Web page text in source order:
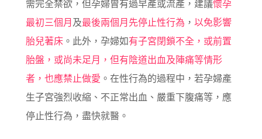
需完全禁欲，但孕婦曾有過早產或流產，建議懷孕
最初三個月 及最後兩個月先停止性行為 ，以免影響
胎兒著床 。此外，孕婦如有子宮閉鎖不全，或前置
胎盤，或尚未足月，但有陰道出血及陣痛等情形
者，也應禁止做愛 。在性行為的過程中，若孕婦產
生子宮強烈收縮、不正常出血、嚴重下腹痛等，應
停止性行為，盡快就醫。